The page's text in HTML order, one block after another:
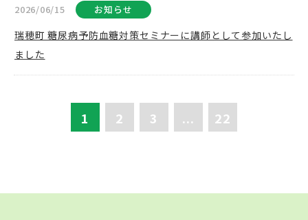
2026/06/15 お知らせ
瑞穂町 糖尿病予防血糖対策セミナーに講師として参加いたし
ました
1 2 3 ... 22